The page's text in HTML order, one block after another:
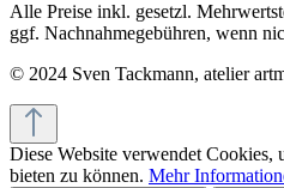
Alle Preise inkl. gesetzl.
ggf. Nachnahmegebühren, wenn
© 2024 Sven Tackmann, atelier
Diese Website verwendet Cookies,
bieten zu können. Mehr